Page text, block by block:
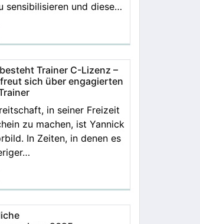
sensibilisieren und diese…
Trainer C-Lizenz –
sich über engagierten
in seiner Freizeit
zu machen, ist Yannick
In Zeiten, in denen es